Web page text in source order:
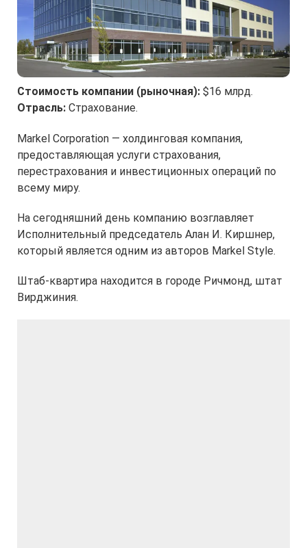
Стоимость компании (рыночная): $16 млрд.
Отрасль: Страхование.
Markel Corporation — холдинговая компания,
предоставляющая услуги страхования,
перестрахования и инвестиционных операций по
всему миру.
На сегодняшний день компанию возглавляет
Исполнительный председатель Алан И. Киршнер,
который является одним из авторов Markel Style.
Штаб-квартира находится в городе Ричмонд, штат
Вирджиния.